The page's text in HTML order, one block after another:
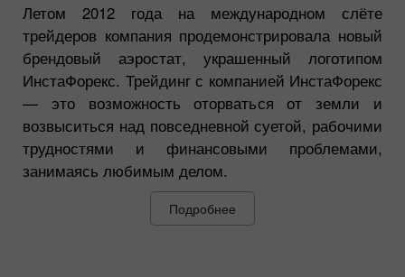
Летом 2012 года на международном слёте
трейдеров компания продемонстрировала новый
брендовый аэростат, украшенный логотипом
ИнстаФорекс. Трейдинг с компанией ИнстаФорекс
— это возможность оторваться от земли и
возвыситься над повседневной суетой, рабочими
трудностями и финансовыми проблемами,
занимаясь любимым делом.
Подробнее